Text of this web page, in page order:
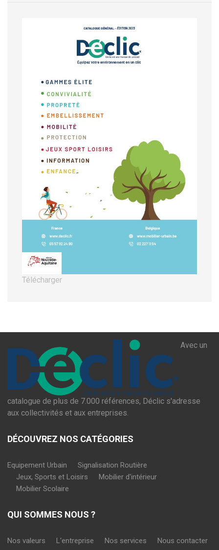
Télécharger
Avec un
catalogue de plus de 7.000 références, Déclic s'adresse
aux collectivités et aux entreprises.
DÉCOUVREZ NOS CATÉGORIES
Equipement Urbain
Signalisation Routière
Jeux, Sports et Loisirs
Mobilier d'intérieur
Mobilier Scolaire
QUI SOMMES NOUS ?
Nos valeurs L'entreprise Nos services Nous contacter